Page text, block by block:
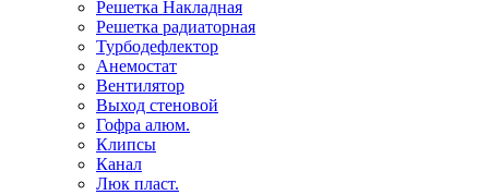
Решетка Накладная
Решетка радиаторная
Турбодефлектор
Анемостат
Вентилятор
Выход стеновой
Гофра алюм.
Клипсы
Канал
Люк пласт.